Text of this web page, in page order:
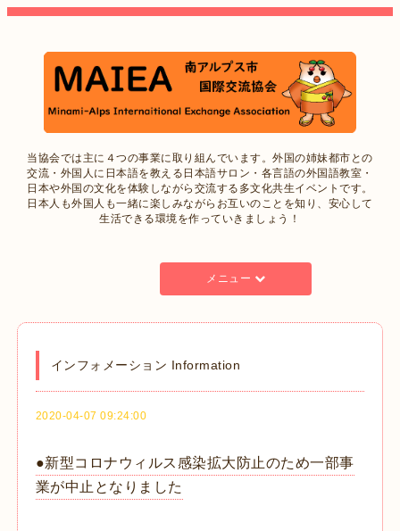
当協会では主に４つの事業に取り組んでいます。外国の姉妹都市との
交流・外国人に日本語を教える日本語サロン・各言語の外国語教室・
日本や外国の文化を体験しながら交流する多文化共生イベントです。
日本人も外国人も一緒に楽しみながらお互いのことを知り、安心して
生活できる環境を作っていきましょう！
メニュー
インフォメーション Information
2020-04-07 09:24:00
●新型コロナウィルス感染拡大防止のため一部事
業が中止となりました